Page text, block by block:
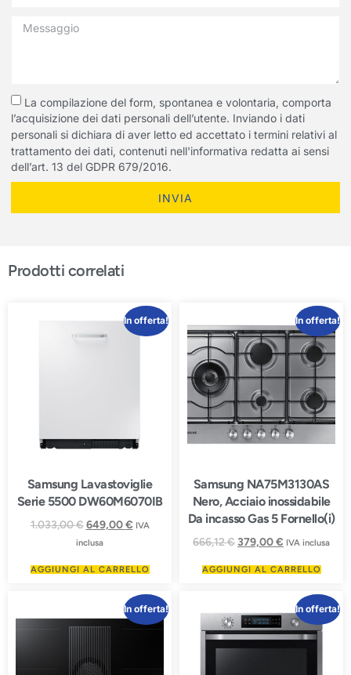
La compilazione del form, spontanea e volontaria, comporta
l’acquisizione dei dati personali dell’utente. Inviando i dati
personali si dichiara di aver letto ed accettato i termini relativi al
trattamento dei dati, contenuti nell'informativa redatta ai sensi
dell’art. 13 del GDPR 679/2016.
INVIA
Prodotti correlati
In offerta!
Samsung Lavastoviglie
Serie 5500 DW60M6070IB
1.033,00€ 649,00€ IVA
inclusa
AGGIUNGI AL CARRELLO
In offerta!
Samsung NA75M3130AS
Nero, Acciaio inossidabile
Da incasso Gas 5 Fornello(i)
666,12€379,00€ IVA inclusa
AGGIUNGI AL CARRELLO
In offerta! In offerta!